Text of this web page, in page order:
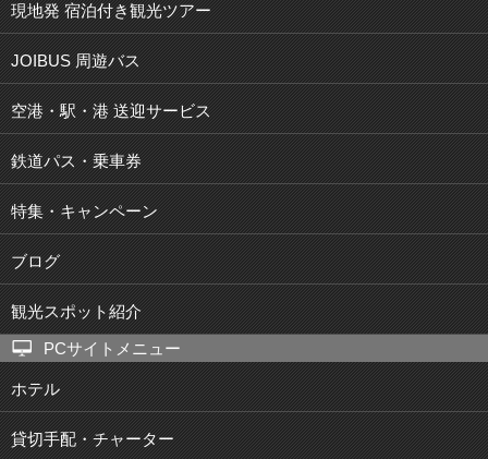
現地発 宿泊付き観光ツアー
JOIBUS 周遊バス
空港・駅・港 送迎サービス
鉄道パス・乗車券
特集・キャンペーン
ブログ
観光スポット紹介
PCサイトメニュー
ホテル
貸切手配・チャーター